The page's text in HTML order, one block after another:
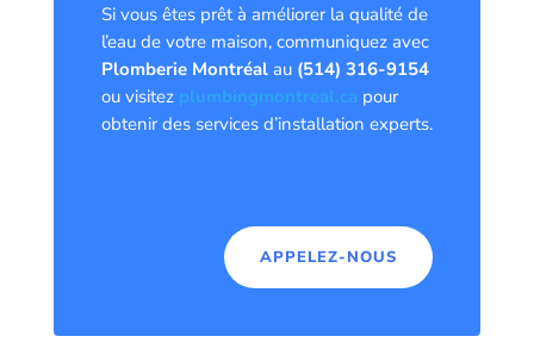
Si vous êtes prêt à améliorer la qualité de
l’eau de votre maison, communiquez avec
Plomberie Montréalau (514) 316-9154
ou visitez plumbingmontreal.ca pour
obtenir des services d’installation experts.
APPELEZ-NOUS